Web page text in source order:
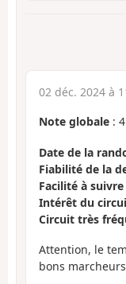
02 déc. 2024 à
Note globale : 4
Date de la
Fiabilité de la
Facilité à
Intérêt du
Circuit très
Attention, le
bons